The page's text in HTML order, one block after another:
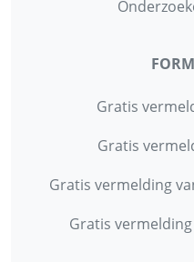
Gratis
Gratis
Gratis vermelding
Gratis